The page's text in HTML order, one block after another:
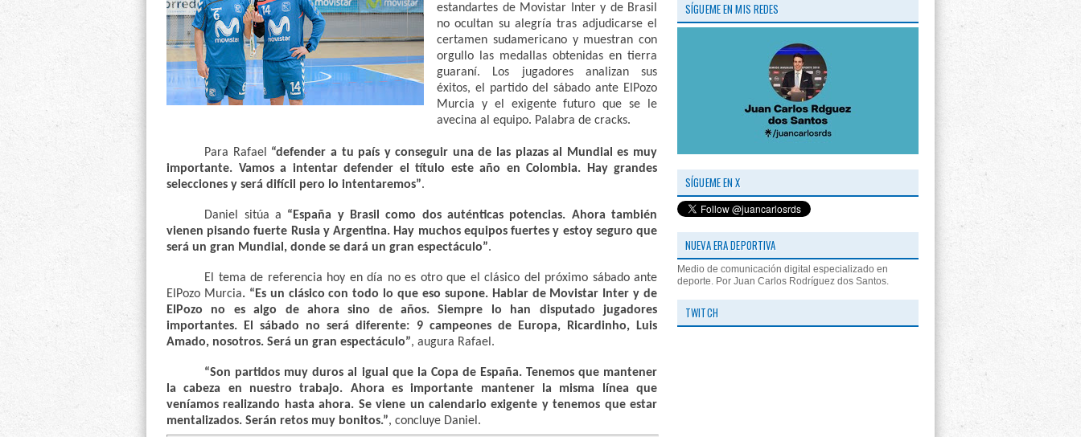
estandartes de Movistar Inter y de Brasil
no ocultan su alegría tras adjudicarse el
certamen sudamericano y muestran con
orgullo las medallas obtenidas en tierra
guaraní. Los jugadores analizan sus
éxitos, el partido del sábado ante ElPozo
Murcia y el exigente futuro que se le
avecina al equipo. Palabra de cracks.
Para Rafael “defender a tu país y conseguir una de las plazas al Mundial es muy
importante. Vamos a intentar defender el título este año en Colombia. Hay grandes
selecciones y será difícil pero lo intentaremos”.
Daniel sitúa a “España y Brasil como dos auténticas potencias. Ahora también
vienen pisando fuerte Rusia y Argentina. Hay muchos equipos fuertes y estoy seguro que
será un gran Mundial, donde se dará un gran espectáculo”.
El tema de referencia hoy en día no es otro que el clásico del próximo sábado ante
ElPozo Murcia. “Es un clásico con todo lo que eso supone. Hablar de Movistar Inter y de
ElPozo no es algo de ahora sino de años. Siempre lo han disputado jugadores
importantes. El sábado no será diferente: 9 campeones de Europa, Ricardinho, Luis
Amado, nosotros. Será un gran espectáculo”, augura Rafael.
“Son partidos muy duros al igual que la Copa de España. Tenemos que mantener
la cabeza en nuestro trabajo. Ahora es importante mantener la misma línea que
veníamos realizando hasta ahora. Se viene un calendario exigente y tenemos que estar
mentalizados. Serán retos muy bonitos.”, concluye Daniel.
SÍGUEME EN MIS REDES
SÍGUEME EN X
NUEVA ERA DEPORTIVA
Medio de comunicación digital especializado en
deporte. Por Juan Carlos Rodríguez dos Santos.
TWITCH